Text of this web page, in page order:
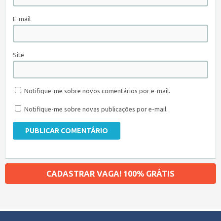
E-mail
Site
Notifique-me sobre novos comentários por e-mail.
Notifique-me sobre novas publicações por e-mail.
CADASTRAR VAGA! 100% GRÁTIS